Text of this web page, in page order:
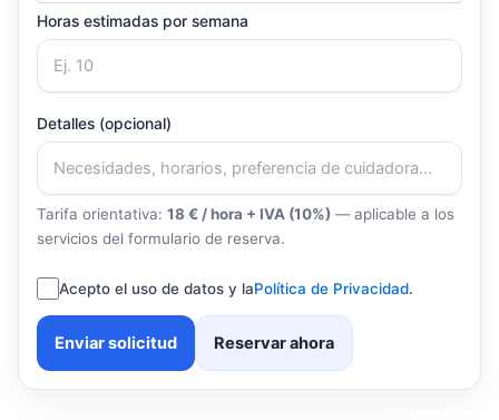
Horas estimadas por semana
Detalles (opcional)
Tarifa orientativa: 18 € / hora + IVA (10%) — aplicable a los
servicios del formulario de reserva.
Acepto el uso de datos y laPolítica de Privacidad.
Enviar solicitud Reservar ahora